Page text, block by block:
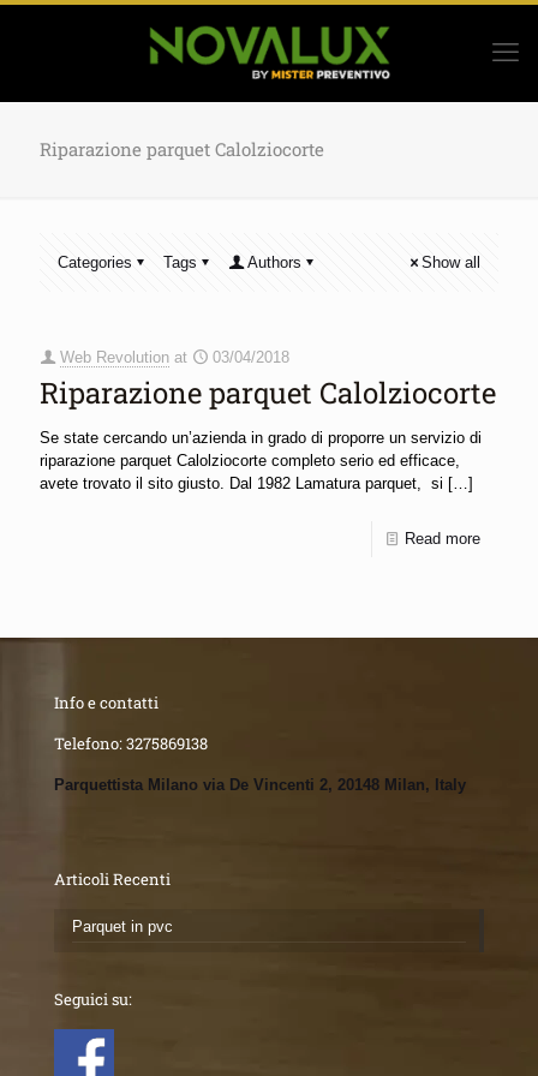
Riparazione parquet Calolziocorte
Categories Tags Authors Show all
Web Revolution at 03/04/2018
Riparazione parquet Calolziocorte
Se state cercando un’azienda in grado di proporre un servizio di
riparazione parquet Calolziocorte completo serio ed efficace,
avete trovato il sito giusto. Dal 1982 Lamatura parquet, si […]
Read more
Info e contatti
Telefono:3275869138
Parquettista Milano via De Vincenti 2, 20148 Milan, Italy
Articoli Recenti
Parquet in pvc
Seguici su: